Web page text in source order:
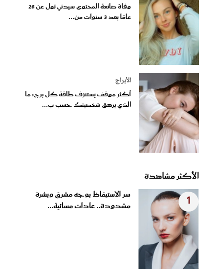
وفاة صانعة المحتوى سيدني تول عن 26
عامًا بعد 3 سنوات من...
الأبراج
أكثر موقف يستنزف طاقة كل برج: ما
الذي يرهق شخصيتك حسب ب...
الأكثر مشاهدة
1
سر الاستيقاظ بوجه مشرق وبشرة
مشدودة.. عادات مسائية...